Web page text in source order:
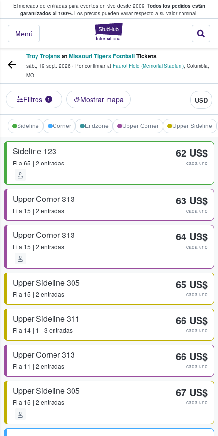
El mercado de entradas para eventos en vivo desde 2009. Todos los pedidos están
garantizados al 100%. Los precios pueden variar respecto a su valor nominal.
StubHub:
Menú
y venta de entradas entre fans
Troy TrojansatMissouri Tigers FootballTickets
sáb., 19 sept. 2026 • Por confirmar at Faurot Field (Memorial Stadium), Columbia,
MO
Filtros 1 Mostrar mapa USD
Sideline Corner Endzone Upper Corner Upper Sideline
Sideline 123
Fila 65 2 entradas
62 US$
cada uno
Upper Corner 313
Fila 15 2 entradas
63 US$
cada uno
Upper Corner 313
Fila 15 2 entradas
64 US$
cada uno
Upper Sideline 305
Fila 15 2 entradas
65 US$
cada uno
Upper Sideline 311
Fila 14 1 - 3 entradas
66 US$
cada uno
Upper Corner 313
Fila 11 2 entradas
66 US$
cada uno
Upper Sideline 305
Fila 15 2 entradas
67 US$
cada uno